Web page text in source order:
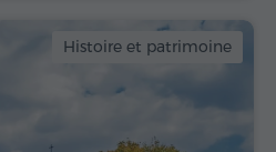
Histoire et patrimoine